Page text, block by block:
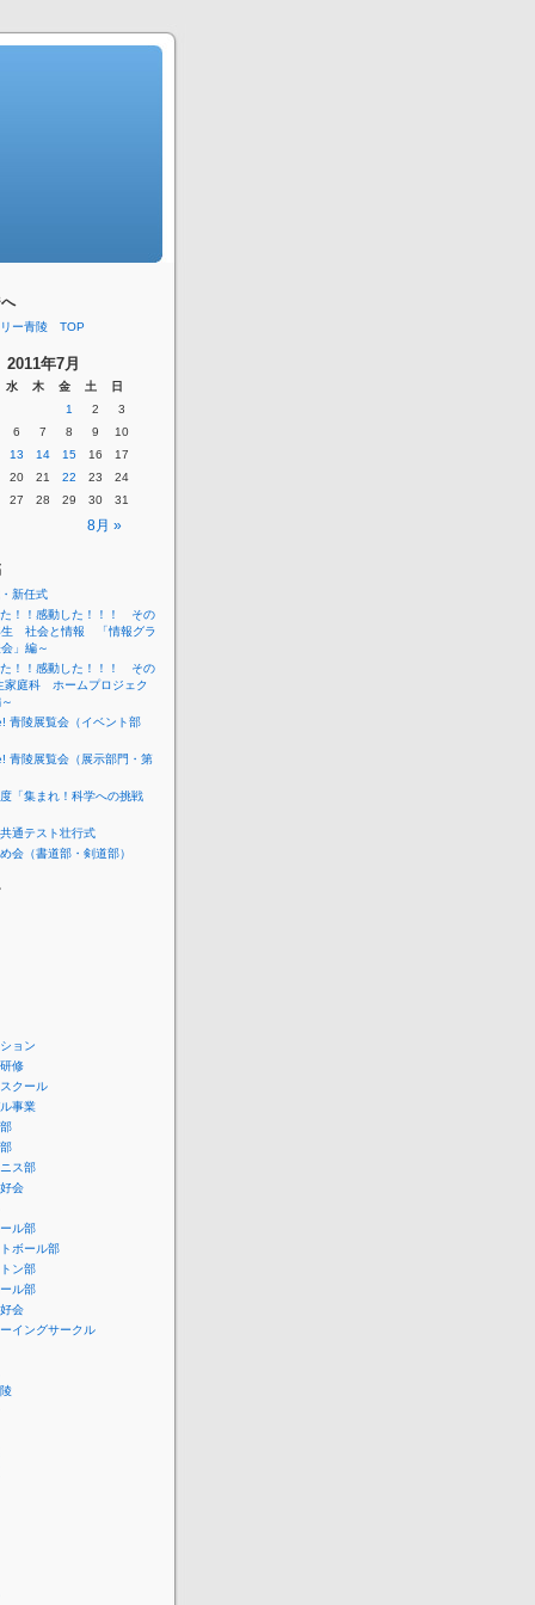
リー青陵 TOP
2011年7月
水 木 金 土 日
8月 »
1 2
3
6 7 8 9
10
13 14 15 16
17
20 21 22 23
24
27 28 29 30 31
新任式
！！感動した！！！ その
社会と情報 「情報グラ
」編～
！！感動した！！！ その
家庭科 ホームプロジェク
青陵展覧会（イベント部
青陵展覧会（展示部門・第
「集まれ！科学への挑戦
通テスト壮行式
会（書道部・剣道部）
ョン
修
クール
事業
ス部
会
ル部
ボール部
ン部
ル部
会
イングサークル